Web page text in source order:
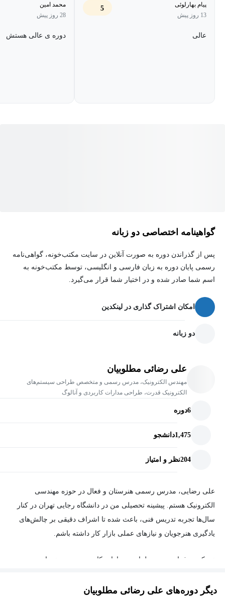
پیاده‌سازی می‌کنیم. حتی مدار سنسور تشخیص رنگ ماشین هم باهم
پیام بهارلوئی
13 روز پیش
5
عالی
محمد امین
28 روز پیش
دوره ی عالی هستش
گواهینامه اختصاصی دو زبانه
پس از گذراندن دوره به صورت آنلاین در سایت مکتب‌خونه، گواهی‌نامه
رسمی پایان دوره به زبان فارسی و انگلیسی، توسط مکتب‌خونه به
اسم شما صادر شده و در اختیار شما قرار می‌گیرد.
امکان اشتراک گذاری در لینکدین
دو زبانه
علی رضائی مطلوبیان
مهندس الکترونیک، مدرس رسمی و متخصص طراحی سیستم‌های
الکترونیک قدرت، طراحی مدارات کاربردی و آنالوگ
6دوره
1,475دانشجو
204نظر و امتیاز
علی رضایی، مدرس رسمی هنرستان و فعال در حوزه مهندسی
الکترونیک هستم. پیشینه تحصیلی من در دانشگاه رجایی تهران در کنار
سال‌ها تجربه تدریس فنی، باعث شده تا اشراف دقیقی بر چالش‌های
یادگیری هنرجویان و نیازهای عملی بازار کار داشته باشم.
تمرکز حرفه‌ای من بر طراحی مدارات کاربردی و سیستم‌های
درگیر شدن با پروژه‌های واقعی و درک عمیق رفتار قطعات در مدار
دیگر دوره‌های علی رضائی مطلوبیان